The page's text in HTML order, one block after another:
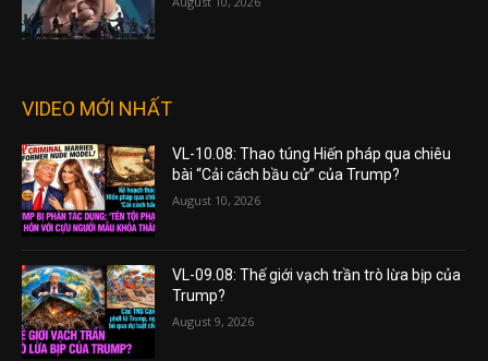
VIDEO MỚI NHẤT
VL-10.08: Thao túng Hiến pháp qua chiêu
bài “Cải cách bầu cử” của Trump?
August 10, 2026
VL-09.08: Thế giới vạch trần trò lừa bịp của
Trump?
August 9, 2026